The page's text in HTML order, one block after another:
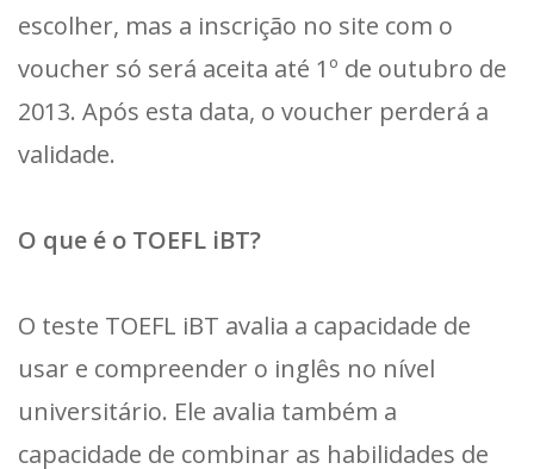
escolher, mas a inscrição no site com o
voucher só será aceita até 1º de outubro de
2013. Após esta data, o voucher perderá a
validade.
O que é o TOEFL iBT?
O teste TOEFL iBT avalia a capacidade de
usar e compreender o inglês no nível
universitário. Ele avalia também a
capacidade de combinar as habilidades de